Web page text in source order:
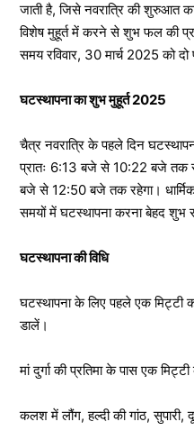
जाती है, जिसे नवरात्रि की शुरुआत
विशेष मुहूर्त में करने से शुभ फल की
समय रविवार, 30 मार्च 2025 को
घटस्थापना का शुभ मुहूर्त 2025
चैत्र नवरात्रि के पहले दिन
प्रातः 6:13 बजे से 10:22 बजे तक
बजे से 12:50 बजे तक रहेगा।
समयों में घटस्थापना करना बेहद शुभ
घटस्थापना की विधि
घटस्थापना के लिए पहले एक मिट्टी
डालें।
मां दुर्गा की प्रतिमा के पास एक
कलश में लौंग, हल्दी की गांठ, सुपारी,